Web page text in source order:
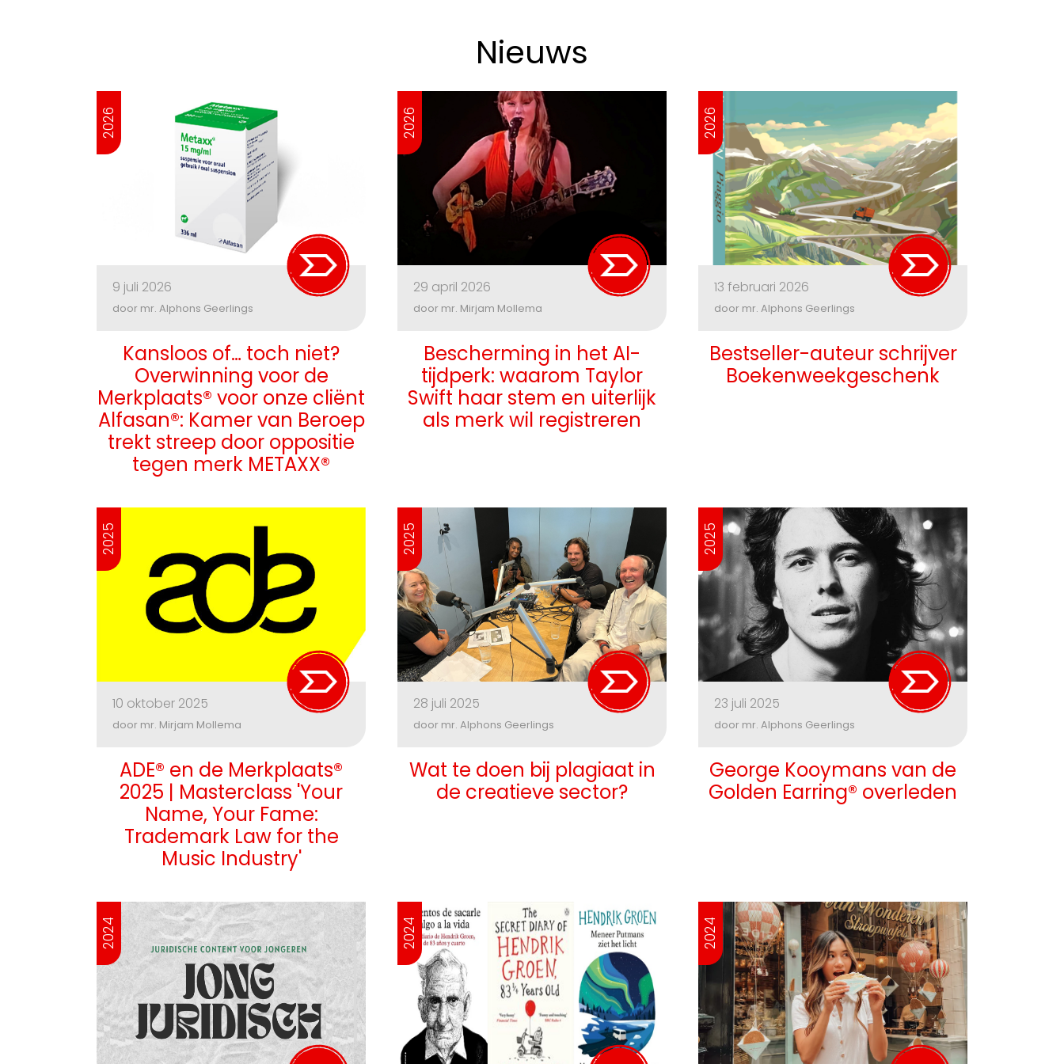
Nieuws
2026
9 juli 2026
door mr. Alphons Geerlings
Kansloos of… toch niet?
Overwinning voor de
Merkplaats® voor onze cliënt
Alfasan®: Kamer van Beroep
trekt streep door oppositie
tegen merk METAXX®
2026
29 april 2026
door mr. Mirjam Mollema
Bescherming in het AI-
tijdperk: waarom Taylor
Swift haar stem en uiterlijk
als merk wil registreren
2026
13 februari 2026
door mr. Alphons Geerlings
Bestseller-auteur schrijver
Boekenweekgeschenk
2025
10 oktober 2025
door mr. Mirjam Mollema
ADE® en de Merkplaats®
2025 | Masterclass 'Your
Name, Your Fame:
Trademark Law for the
Music Industry'
2025
28 juli 2025
door mr. Alphons Geerlings
Wat te doen bij plagiaat in
de creatieve sector?
2025
23 juli 2025
door mr. Alphons Geerlings
George Kooymans van de
Golden Earring® overleden
2024 2024 2024